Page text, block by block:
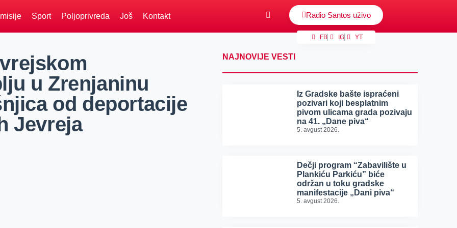
Sport Poljoprivreda Još Kontakt Radio Santos uživo
FB IG YT
u Zrenjaninu
od deportacije
Jevreja
NAJNOVIJE VESTI
Iz Gradske bašte ispraćeni
pozivari koji besplatnim
pivom ulicama grada pozivaju
na 41. „Dane piva“
5. avgust 2026.
Dečji program “Zabavilište u
Plankiću Parkiću” biće
održan u toku gradske
manifestacije „Dani piva“
5. avgust 2026.